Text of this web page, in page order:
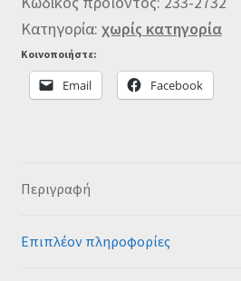
Κατηγορία: χωρίς κατηγορία
Κοινοποιήστε:
Email Facebook
Περιγραφή
Επιπλέον πληροφορίες